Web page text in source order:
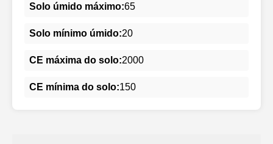
Solo úmido máximo:65
Solo mínimo úmido:20
CE máxima do solo:2000
CE mínima do solo:150